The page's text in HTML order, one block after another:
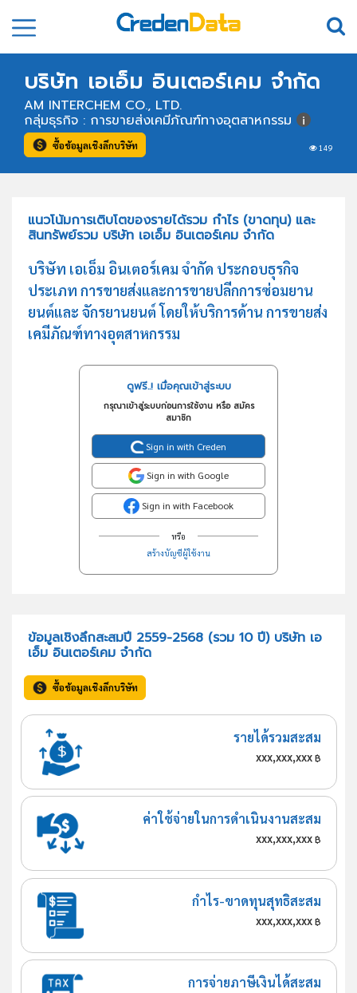
บริษัท เอเอ็ม อินเตอร์เคม จำกัด
AM INTERCHEM CO., LTD.
149
กลุ่มธุรกิจ : การขายส่งเคมีภัณฑ์ทางอุตสาหกรรม
ซื้อข้อมูลเชิงลึกบริษัท
แนวโน้มการเติบโตของรายได้รวม กำไร (ขาดทุน) และ
สินทรัพย์รวม บริษัท เอเอ็ม อินเตอร์เคม จำกัด
บริษัท เอเอ็ม อินเตอร์เคม จำกัด ประกอบธุรกิจ
ประเภท การขายส่งและการขายปลีกการซ่อมยาน
ยนต์และ จักรยานยนต์ โดยให้บริการด้าน การขายส่ง
เคมีภัณฑ์ทางอุตสาหกรรม
ดูฟรี..! เมื่อคุณเข้าสู่ระบบ
กรุณาเข้าสู่ระบบก่อนการใช้งาน หรือ สมัคร
สมาชิก
Sign in with Creden
Sign in with Google
Sign in with Facebook
หรือ
สร้างบัญชีผู้ใช้งาน
ข้อมูลเชิงลึกสะสมปี 2559-2568 (รวม 10 ปี) บริษัท เอ
เอ็ม อินเตอร์เคม จำกัด
ซื้อข้อมูลเชิงลึกบริษัท
รายได้รวมสะสม
xxx,xxx,xxx฿
ค่าใช้จ่ายในการดำเนินงานสะสม
xxx,xxx,xxx฿
กำไร-ขาดทุนสุทธิสะสม
xxx,xxx,xxx฿
การจ่ายภาษีเงินได้สะสม